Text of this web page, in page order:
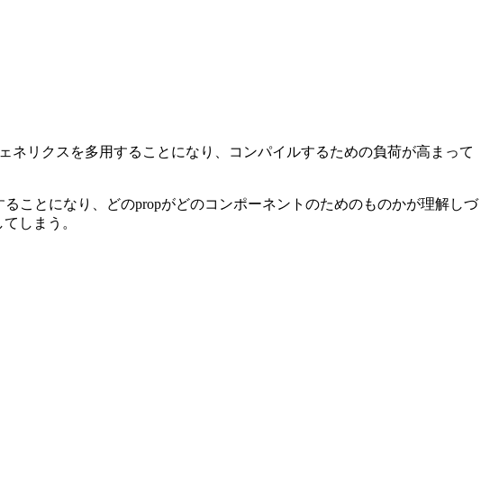
ネリクスを多用することになり、コンパイルするための負荷が高まって
ことになり、どのpropがどのコンポーネントのためのものかが理解しづ
しまう。